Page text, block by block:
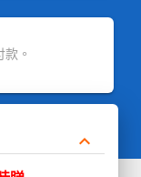
款。
keyboard_arrow_down